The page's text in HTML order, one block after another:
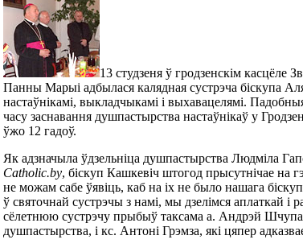
13 студзеня ў гродзенскім касцёле
Панны Марыі адбылася калядная сустрэча біскупа
настаўнікамі, выкладчыкамі і выхавацелямі.
часу заснавання душпастырства настаўнікаў у
ўжо 12 гадоў.
Як адзначыла ўдзельніца душпастырства Людміла
Сatholic.by, біскуп Кашкевіч штогод прысутнічае на
не можам сабе ўявіць, каб на іх не было нашага
ў святочнай сустрэчы з намі, мы дзелімся аплаткай і
сёлетнюю сустрэчу прыбыў таксама а. Андрэй
душпастырства, і кс. Антоні Грэмза, які цяпер